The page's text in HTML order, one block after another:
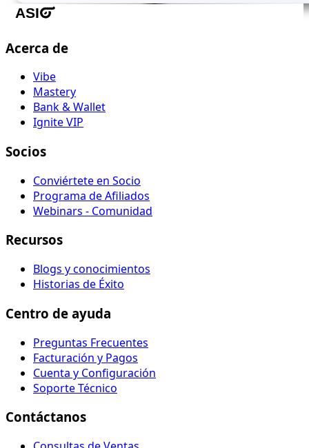
Acerca de
Vibe
Mastery
Bank & Wallet
Ignite VIP
Socios
Conviértete en Socio
Programa de Afiliados
Webinars - Comunidad
Recursos
Blogs y conocimientos
Historias de Éxito
Centro de ayuda
Preguntas Frecuentes
Facturación y Pagos
Cuenta y Configuración
Soporte Técnico
Contáctanos